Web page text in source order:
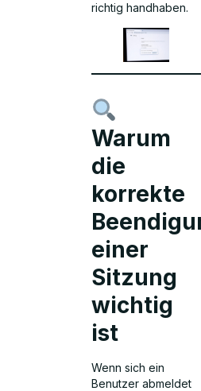
richtig handhaben.
Warum
die
korrekte
einer
Sitzung
wichtig
ist
Wenn sich ein
Benutzer abmeldet